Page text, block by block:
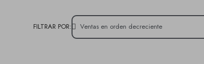
FILTRAR POR: